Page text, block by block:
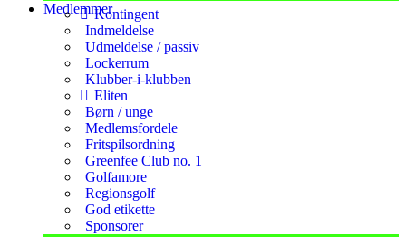
MedlemmerKontingent
Indmeldelse
Udmeldelse / passiv
Lockerrum
Klubber-i-klubben
Eliten
Børn / unge
Medlemsfordele
Fritspilsordning
Greenfee Club no. 1
Golfamore
Regionsgolf
God etikette
Sponsorer